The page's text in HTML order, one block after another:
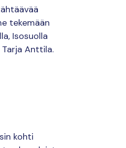
tekemään
Isosuolla
Anttila.
kohti